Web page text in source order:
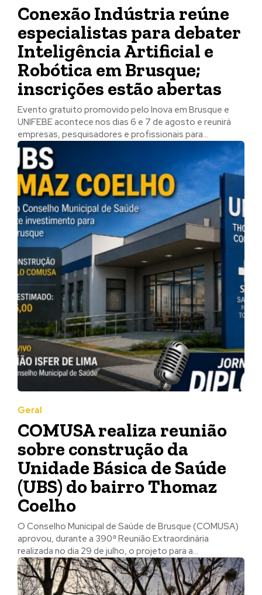
Conexão Indústria reúne
especialistas para debater
Inteligência Artificial e
Robótica em Brusque;
inscrições estão abertas
Evento gratuito promovido pelo Inova em Brusque e
UNIFEBE acontece nos dias 6 e 7 de agosto e reunirá
empresas, pesquisadores e profissionais para...
Geral
COMUSA realiza reunião
sobre construção da
Unidade Básica de Saúde
(UBS) do bairro Thomaz
Coelho
O Conselho Municipal de Saúde de Brusque (COMUSA)
aprovou, durante a 390ª Reunião Extraordinária
realizada no dia 29 de julho, o projeto para a...